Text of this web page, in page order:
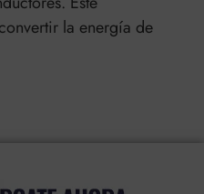
la energía de